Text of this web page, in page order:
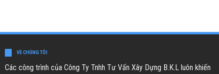
VỀ CHÚNG TÔI
Các công trình của Công Ty Tnhh Tư Vấn Xây Dựng B.K.L luôn khiến